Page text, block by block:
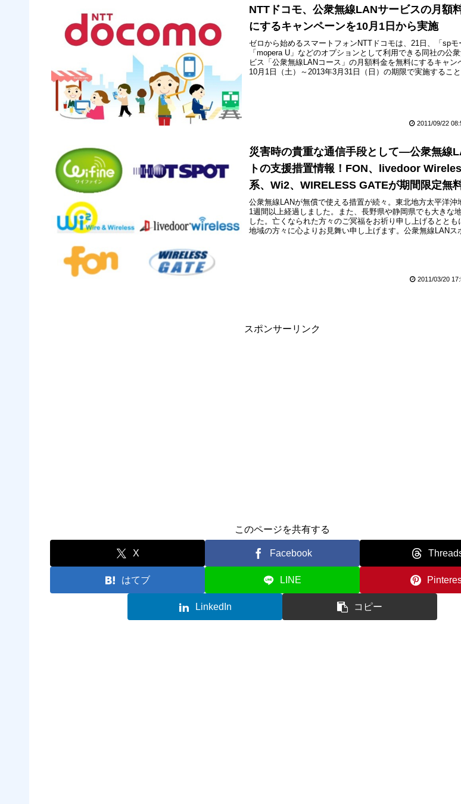
NTTドコモ、公衆無線LANサービスの月額
にするキャンペーンを10月1日から実施
ゼロから始めるスマートフォンNTTドコモは、21日、「spモ
「mopera U」などのオプションとして利用できる同社の公
ビス「公衆無線LANコース」の月額料金を無料にするキャン
10月1日（土）～2013年3月31日（日）の期限で実施するこ
2011/09/22
災害時の貴重な通信手段として―公衆無線
トの支援措置情報！FON、livedoor
系、Wi2、WIRELESS GATEが期間限定無
公衆無線LANが無償で使える措置が続々。東北地方太平洋沖
1週間以上経過しました。また、長野県や静岡県でも大きな
した。亡くなられた方々のご冥福をお祈り申し上げるととも
地域の方々に心よりお見舞い申し上げます。公衆無線LANス
2011/03/20
スポンサーリンク
このページを共有する
X Facebook
はてブ LINE
LinkedIn コピー